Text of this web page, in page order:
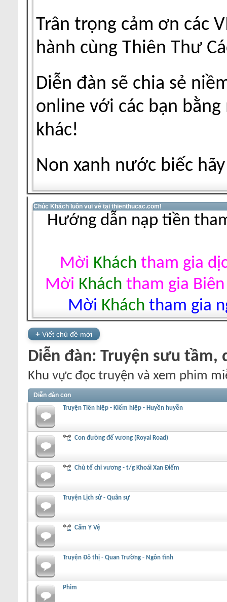
Trân trọng cảm ơn các
hành cùng Thiên Thư
Diễn đàn sẽ chia sẻ
online với các bạn
khác!
Non xanh nước biếc
Chúc Khách luôn vui vẻ tại thienthucac.com!
Hướng dẫn nạp tiền
Mời Khách tham gia
Mời Khách tham gia
Mời Khách tham gia
+ Viết chủ đề mới
Diễn đàn: Truyện sưu tầm,
Khu vực đọc truyện và xem phim
Diễn đàn con
Truyện Tiên hiệp - Kiếm hiệp - Huyền huyễn
Con đường đế vương (Royal Road)
Chủ tể chi vương - t/g Khoái Xan Điếm
Truyện Lịch sử - Quân sự
Cẩm Y Vệ
Truyện Đô thị - Quan Trường - Ngôn tình
Phim